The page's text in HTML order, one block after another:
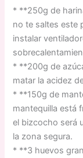
* **250g de
no te saltes este
instalar
* **200g de
matar la acidez
* **150g de
mantequilla está
el bizcocho será
la zona segura.
* **3 huevos